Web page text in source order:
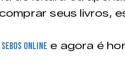
seus livros,
Sebos online e agora é